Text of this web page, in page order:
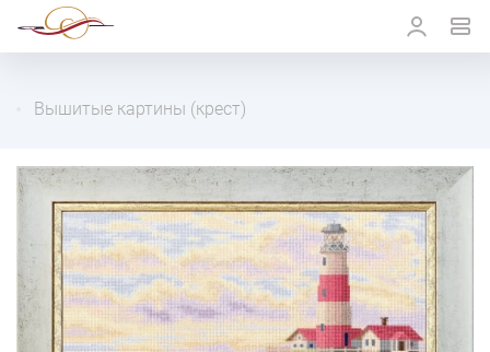
Вышитые картины (крест)